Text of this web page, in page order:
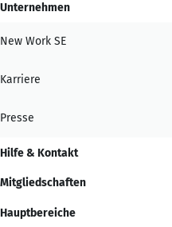
Unternehmen
New Work SE
Karriere
Presse
Hilfe & Kontakt
Mitgliedschaften
Hauptbereiche